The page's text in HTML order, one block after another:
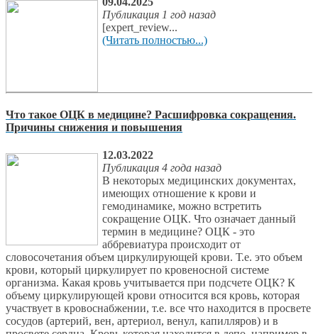
Публикация 1 год назад
[expert_review...
(Читать полностью...)
Что такое ОЦК в медицине? Расшифровка сокращения.
Причины снижения и повышения
12.03.2022
Публикация 4 года назад
В некоторых медицинских документах,
имеющих отношение к крови и
гемодинамике, можно встретить
сокращение ОЦК. Что означает данный
термин в медицине? ОЦК - это
аббревиатура происходит от
словосочетания объем циркулирующей крови. Т.е. это объем
крови, который циркулирует по кровеносной системе
организма. Какая кровь учитывается при подсчете ОЦК? К
объему циркулирующей крови относится вся кровь, которая
участвует в кровоснабжении, т.е. все что находится в просвете
сосудов (артерий, вен, артериол, венул, капилляров) и в